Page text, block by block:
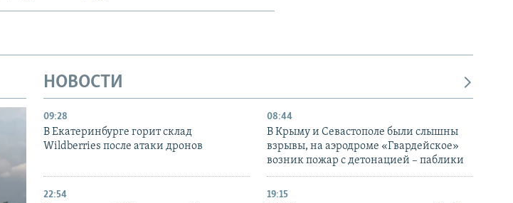
НОВОСТИ
09:28
В Екатеринбурге горит склад
Wildberries после атаки дронов
08:44
В Крыму и Севастополе были слышны
взрывы, на аэродроме «Гвардейское»
возник пожар с детонацией – паблики
22:54 19:15